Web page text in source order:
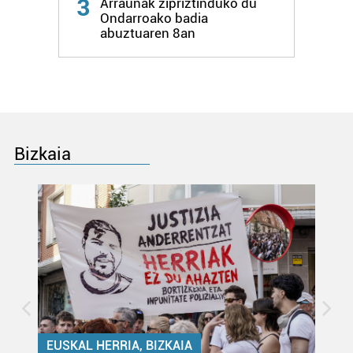
interes komertzial legitimoetan babesten dira. Ikusi gure
bazkideen zerrenda, beren ustez zein helburutarako
datuen atalean. Edozein unetan alda edo ken dezakezu
zure baimena Cookieen adierazpenean.
Webgune honek cookie propioak eta hirugarrenen cookie-
fitxategiak erabiltzen ditu. Zure esperientzia eta
zerbitzuak hobetzeko asmoz, cookie teknologiaz
baliatzen gara. Ohar hau onartuz gero, teknologia hori
erabiltzeko baimen esplizitua ematen diguzu.Gehiago
irakurri
3
Ondarroako badia
abuztuaren 8an
Bizkaia
EUSKAL HERRIA, BIZKAIA